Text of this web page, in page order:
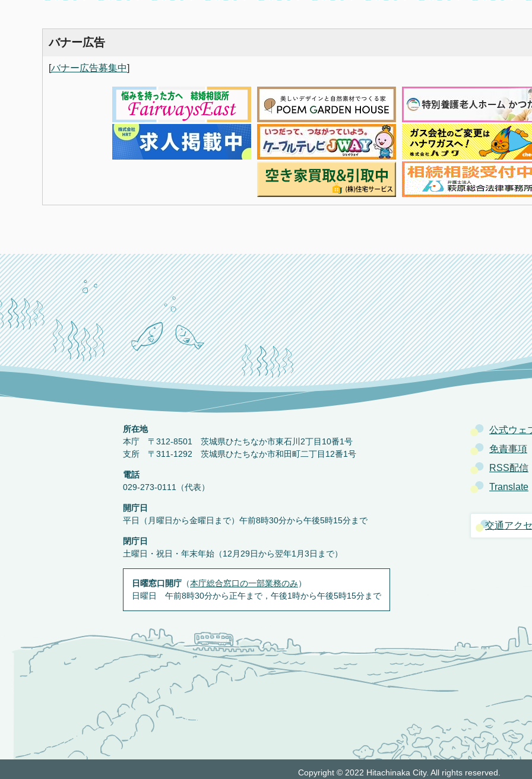
バナー広告
[バナー広告募集中]
公式ウェ
免責事項
RSS配信
Translate
交通アク
所在地
本庁 〒312-8501 茨城県ひたちなか市東石川2丁目10番1号
支所 〒311-1292 茨城県ひたちなか市和田町二丁目12番1号
電話
029-273-0111（代表）
開庁日
平日（月曜日から金曜日まで）午前8時30分から午後5時15分まで
閉庁日
土曜日・祝日・年末年始（12月29日から翌年1月3日まで）
日曜窓口開庁 （本庁総合窓口の一部業務のみ）
日曜日 午前8時30分から正午まで，午後1時から午後5時15分まで
Copyright © 2022 Hitachinaka City. All rights reserved.